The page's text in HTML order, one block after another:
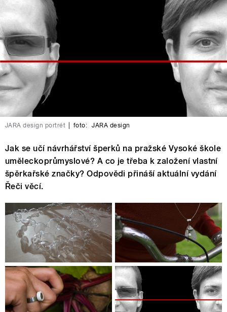
JARA design portrét foto: JARA design
Jak se učí návrhářství šperků na pražské Vysoké škole
uměleckoprůmyslové? A co je třeba k založení vlastní
špěrkařské značky? Odpovědi přináší aktuální vydání
Řeči věcí.